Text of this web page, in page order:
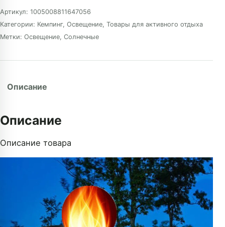
Артикул: 1005008811647056
Категории: Кемпинг, Освещение, Товары для активного отдыха
Метки: Освещение, Солнечные
Описание
Описание
Описание товара